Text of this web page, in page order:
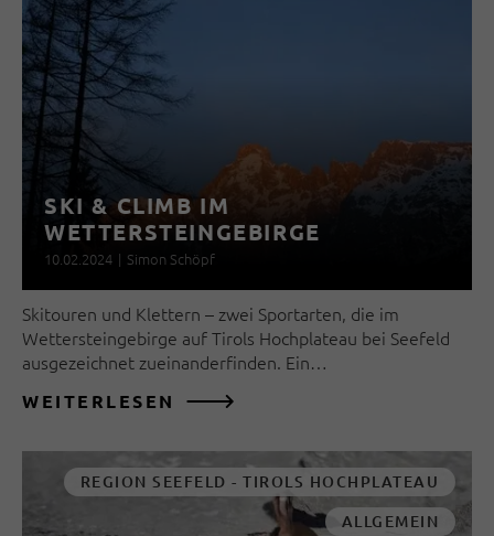
SKI & CLIMB IM
WETTERSTEINGEBIRGE
10.02.2024 | Simon Schöpf
Skitouren und Klettern – zwei Sportarten, die im
Wettersteingebirge auf Tirols Hochplateau bei Seefeld
ausgezeichnet zueinanderfinden. Ein…
WEITERLESEN
REGION SEEFELD - TIROLS HOCHPLATEAU
ALLGEMEIN